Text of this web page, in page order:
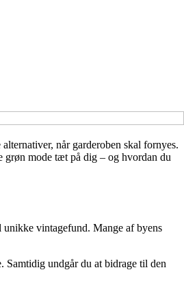
når garderoben skal fornyes.
mode tæt på dig – og hvordan du
vintagefund. Mange af byens
undgår du at bidrage til den